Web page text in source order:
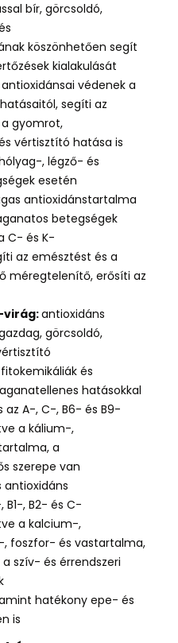
bír,görcsoldó,
köszönhetően segít
kialakulását
antioxidánsai védenek a
segíti az
gyomrot,
vértisztító hatása is
, légző- és
esetén
antioxidánstartalma
betegségek
C- és K-
az emésztést és a
méregtelenítő, erősíti az
virág:antioxidáns
görcsoldó,
és
hatásokkal
az A-, C-, B6- és B9-
a kálium-,
a
szerepe van
antioxidáns
B1-, B2- és C-
a kalcium-,
foszfor- és vastartalma,
szív- és érrendszeri
hatékony epe- és
is